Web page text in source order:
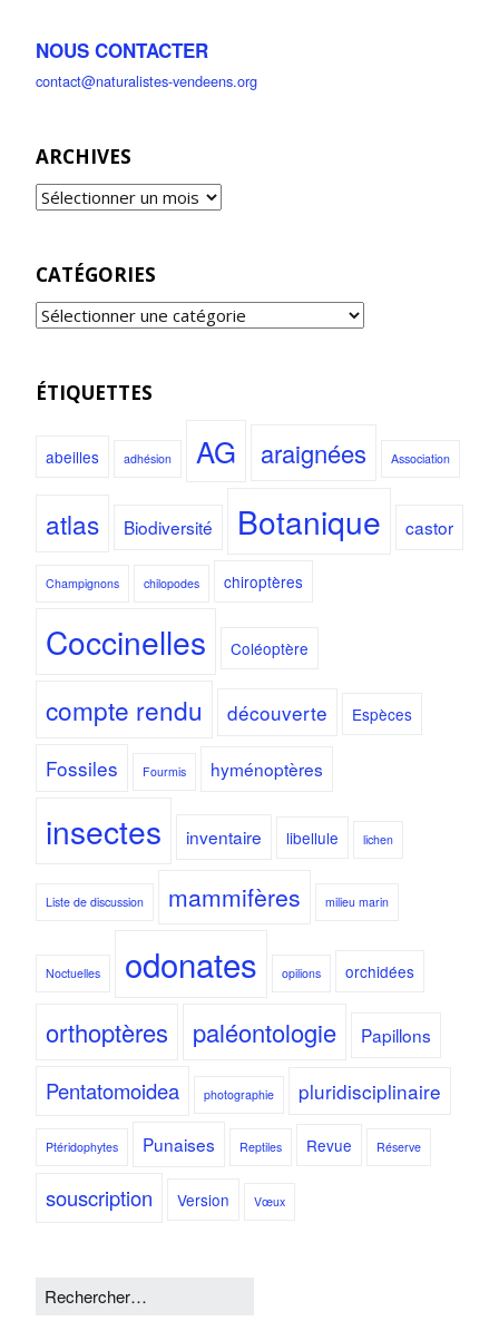
NOUS CONTACTER
contact@naturalistes-vendeens.org
ARCHIVES
CATÉGORIES
ÉTIQUETTES
abeilles adhésion AG araignées Association
atlas Biodiversité Botanique castor
Champignons chilopodes chiroptères
Coccinelles Coléoptère
compte rendu découverte Espèces
Fossiles Fourmis hyménoptères
insectes inventaire libellule lichen
Liste de discussion mammifères milieu marin
Noctuelles odonates opilions orchidées
orthoptères paléontologie Papillons
Pentatomoidea photographie pluridisciplinaire
Ptéridophytes Punaises Reptiles Revue Réserve
souscription Version Vœux